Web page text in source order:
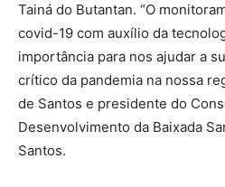
Tainá do Butantan. “O
covid-19 com auxílio da
importância para nos ajudar a
crítico da pandemia na nossa
de Santos e presidente do
Desenvolvimento da Baixada
Santos.